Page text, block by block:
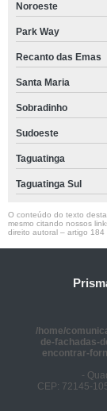
Noroeste
Park Way
Recanto das Emas
Santa Maria
Sobradinho
Sudoeste
Taguatinga
Taguatinga Sul
O conteúdo do texto
mesmo citando nossos
direito autoral – artigo
/home/
de-fachadas-
encontrar-
-
CEP: 72145-